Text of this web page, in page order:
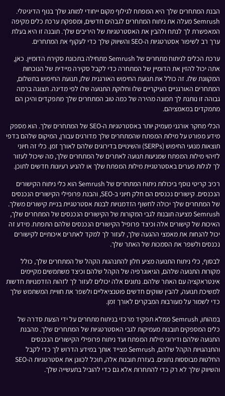
הבנת המתחרים שלך היא המפתח לגילוף מקום ייחודי למותג שלך בנוף הדיגיטלי.
Semrush מעלה את ניתוח המתחרים לגבהים חדשים, ומספקת ערכת כלים מקיפה
המאפשרת לך לנתח ולהבין את האסטרטגיות של היריבים שלך. תובנה זו היא בעלת
ערך רב לשיפור אסטרטגיות ה-SEO והשיווק שלך כדי לעקוף את המתחרים.
ערכת הכלים לניתוח מתחרים של Semrush מתחילה בתכונת סקירת הדומיין. כאן,
אתה יכול להזין את הדומיין של המתחרה כדי לקבל סקירה מיידית של הנוכחות
המקוונת שלו. זה כולל את תנועת החיפוש האורגנית שלו, תנועת החיפוש בתשלום,
המתחרים האורגניים העיקריים שלו וחלוקת התנועה שלו לפי מדינה. תצוגה ברמה
גבוהה זו נותנת לך תמונה מהירה של כמה טוב המתחרים שלך מתפקדים והיכן הם
מתמקדים במאמציהם.
הכלי מחקר אורגני מעמיק יותר באסטרטגיות ה-SEO של המתחרים שלך. הוא מספק
מידע מפורט על מילות המפתח שהמתחרים שלך מדורגים עבורן, המיקום שלהם בדפי
תוצאות מנועי החיפוש (SERPs) והשינויים בדירוגים שלהם לאורך זמן. כלי זה חיוני
לזיהוי מילות המפתח שמניעות תנועה לאתרים של המתחרים שלך, מה שיכול לעזור
לך לגלות פערים באסטרטגיית מילות המפתח שלך או להניע רעיונות חדשים לתוכן.
רכיב קריטי נוסף ביכולות ניתוח המתחרים של Semrush הוא כלי ניתוח הקישורים
הנכנסים. קישורים נכנסים הם חלק חיוני ב-SEO, והבנת פרופילי הקישורים הנכנסים
של המתחרים שלך יכולה לחשוף הזדמנויות לבנות אסטרטגיית בניית קישורים משלך.
Semrush מציעה תובנות לגבי המקורות של הקישורים הנכנסים של המתחרים שלך,
האיכות של קישורים אלה וכיצד פרופיל הקישורים הנכנסים שלהם התפתח. מידע זה
יכול להנחות את מאמצי ההגעה שלך, לעזור לך למקד לאתרים איכותיים לקישורים
נכנסים ולשפר את הסמכות של האתר שלך.
לבסוף, כלי ניתוח התנועה מציע חלון להתנהגות הקהל של המתחרים שלך, כולל
מקורות התנועה שלהם, הגיאוגרפיה של הקהל שלהם וכיצד משתמשים מקיימים
אינטראקציה עם האתר שלהם. נתונים אלה יכולים לעזור לך לזהות הזדמנויות חדשות
למשיכת תנועה, להבין שווקים חדשים פוטנציאליים ולשפר את חוויית המשתמש שלך
כדי לשמור על מעורבות המבקרים לאורך זמן.
במהותו, Semrush ממלא תפקיד מרכזי בניתוח מתחרים על ידי הצעת סדרה של
כלים המספקים תובנות מעמיקות לגבי האסטרטגיות של המתחרים שלך. מהבנת
התנועה שלהם ודירוגי מילות המפתח ועד ניתוח פרופילי הקישורים הנכנסים
והתנהגויות הקהל שלהם, Semrush מצייד אותך במידע הדרוש לך כדי לקבל
החלטות מבוססות נתונים. בעזרת תובנות אלה, תוכל לכוונן את אסטרטגיות ה-SEO
והשיווק שלך לא רק כדי להתחרות אלא גם כדי להוביל בתעשייה שלך.